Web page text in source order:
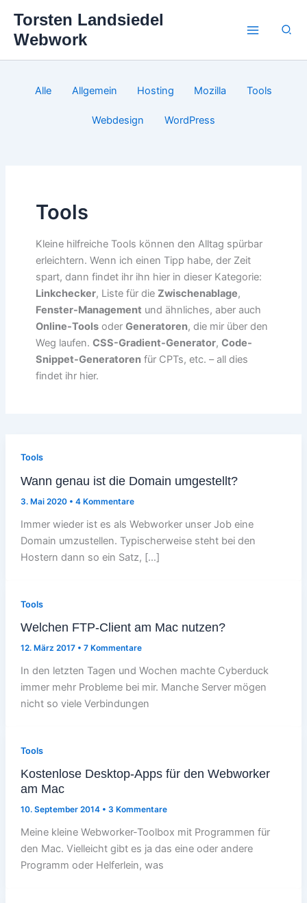
Inhalt
springen
Torsten Landsiedel
Webwork
Alle Allgemein Hosting Mozilla Tools
Webdesign WordPress
Tools
Kleine hilfreiche Tools können den Alltag spürbar
erleichtern. Wenn ich einen Tipp habe, der Zeit
spart, dann findet ihr ihn hier in dieser Kategorie:
Linkchecker, Liste für die Zwischenablage,
Fenster-Management und ähnliches, aber auch
Online-Toolsoder Generatoren, die mir über den
Weg laufen. CSS-Gradient-Generator, Code-
Snippet-Generatorenfür CPTs, etc. – all dies
findet ihr hier.
Tools
Wann genau ist die Domain umgestellt?
3. Mai 2020 • 4 Kommentare
Immer wieder ist es als Webworker unser Job eine
Domain umzustellen. Typischerweise steht bei den
Hostern dann so ein Satz, […]
Tools
Welchen FTP-Client am Mac nutzen?
12. März 2017 • 7 Kommentare
In den letzten Tagen und Wochen machte Cyberduck
immer mehr Probleme bei mir. Manche Server mögen
nicht so viele Verbindungen
Tools
Kostenlose Desktop-Apps für den Webworker
am Mac
10. September 2014 • 3 Kommentare
Meine kleine Webworker-Toolbox mit Programmen für
den Mac. Vielleicht gibt es ja das eine oder andere
Programm oder Helferlein, was